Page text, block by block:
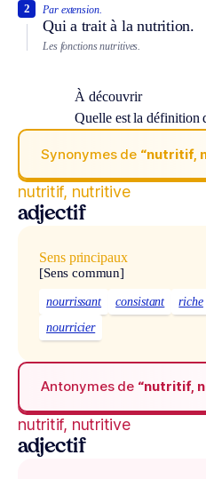
Par extension.
Qui a trait à la nutrition.
2
Les fonctions nutritives.
À découvrir
Quelle est la définition
Synonymes de “nutritif,
nutritif, nutritive
adjectif
Sens principaux
[Sens commun]
nourrissant consistant riche
nourricier
Antonymes de “nutritif,
nutritif, nutritive
adjectif